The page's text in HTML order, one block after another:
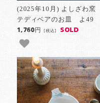
(2025年10月) よしざわ窯
テディベアのお皿 よ49
1,760円[税込] SOLD